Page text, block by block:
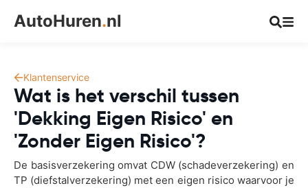
AutoHuren.nl
Klantenservice
Wat is het verschil tussen
'Dekking Eigen Risico' en
'Zonder Eigen Risico'?
De basisverzekering omvat CDW (schadeverzekering) en
TP (diefstalverzekering) met een eigen risico waarvoor je